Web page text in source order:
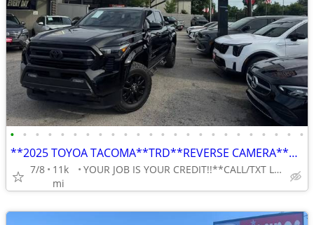
• • • • • • • • • • • • • • • • • • • • • • • •
**2025 TOYOA TACOMA**TRD**REVERSE CAMERA**NAVIGATION**
7/8
11k
mi
YOUR JOB IS YOUR CREDIT!!**CALL/TXT LILY 713-766-0399